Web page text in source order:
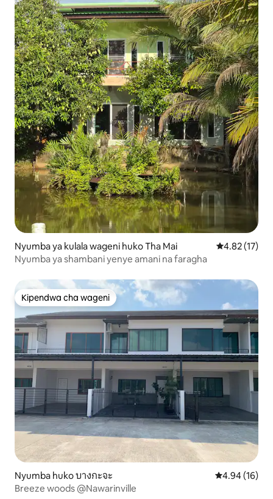
Nyumba ya kulala wageni huko Tha Mai Ukadiriaji wa
4.82 (17)
Nyumba ya shambani yenye amani na faragha
Kipendwa cha wageni
Kipendwa cha wageni
Nyumba huko บางกะจะ Ukadiriaji wa
4.94 (16)
Breeze woods @Nawarinville